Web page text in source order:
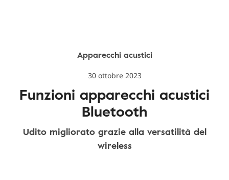
Apparecchi acustici
30 ottobre 2023
Funzioni apparecchi acustici
Bluetooth
Udito migliorato grazie alla versatilità del
wireless